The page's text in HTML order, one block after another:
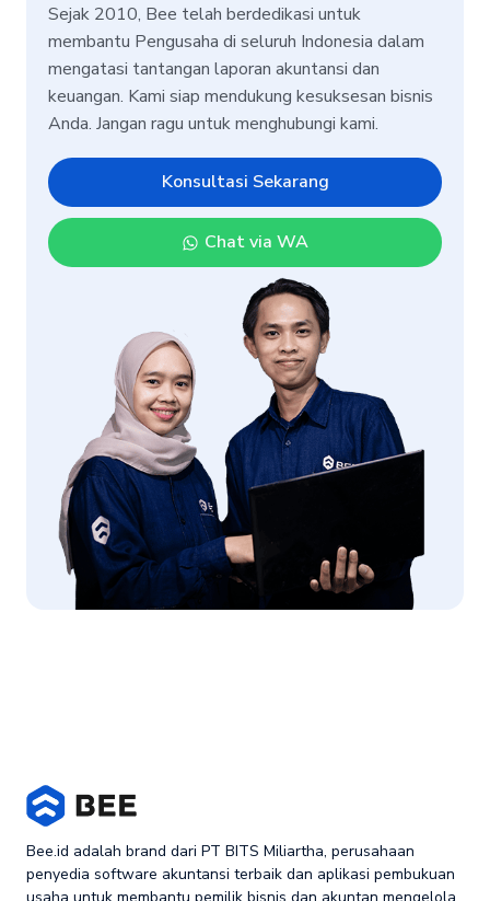
Sejak 2010, Bee telah berdedikasi untuk
membantu Pengusaha di seluruh Indonesia dalam
mengatasi tantangan laporan akuntansi dan
keuangan. Kami siap mendukung kesuksesan bisnis
Anda. Jangan ragu untuk menghubungi kami.
Konsultasi Sekarang
Chat via WA
Bee.id adalah brand dari PT BITS Miliartha, perusahaan
penyedia software akuntansi terbaik dan aplikasi pembukuan